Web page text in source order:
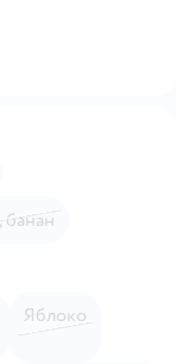
банан
яблоко